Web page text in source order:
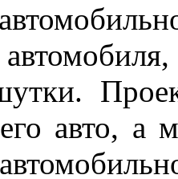
авто, а